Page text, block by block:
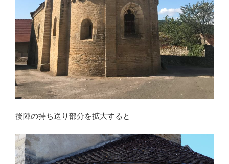
後陣の持ち送り部分を拡大すると